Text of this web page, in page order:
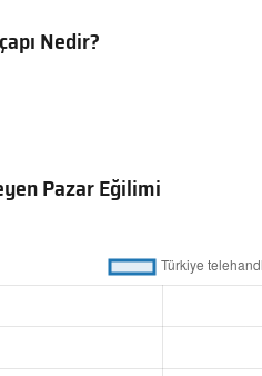
Nedir?
Pazar Eğilimi